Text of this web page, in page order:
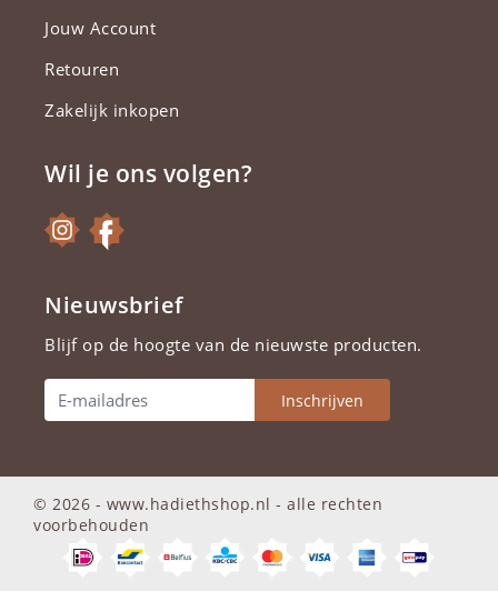
Jouw Account
Retouren
Zakelijk inkopen
Wil je ons volgen?
Nieuwsbrief
Blijf op de hoogte van de nieuwste producten.
Inschrijven
© 2026 - www.hadiethshop.nl -alle rechten
voorbehouden